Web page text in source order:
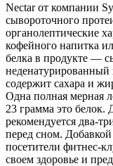
Nectar от компании
сывороточного
органолептические
кофейного напитка
белка в продукте —
содержит сахара и
Одна полная мерная
23 грамма это белок.
рекомендуется два-
перед сном.
посетители фитнес-
своем здоровье и